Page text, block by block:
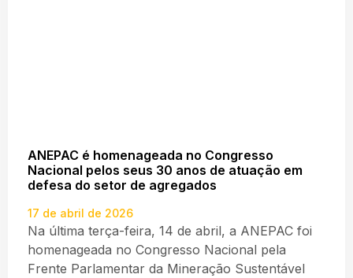
ANEPAC é homenageada no Congresso
Nacional pelos seus 30 anos de atuação em
defesa do setor de agregados
17 de abril de 2026
Na última terça-feira, 14 de abril, a ANEPAC foi
homenageada no Congresso Nacional pela
Frente Parlamentar da Mineração Sustentável